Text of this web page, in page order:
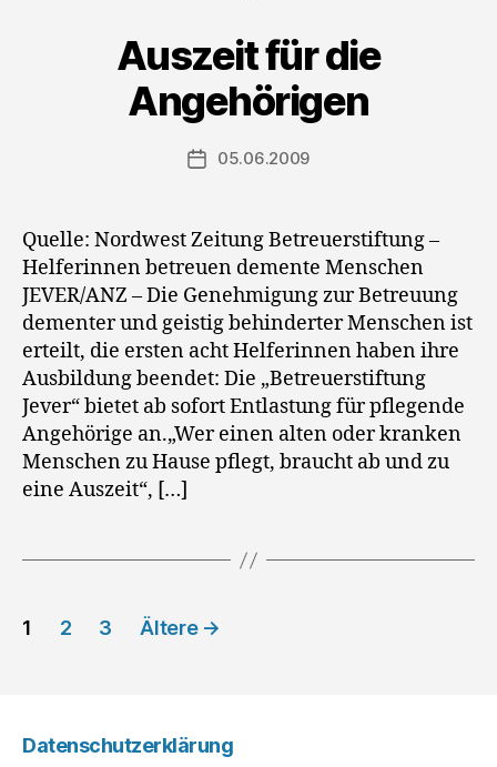
Auszeit für die
Angehörigen
Veröffentlichungsdatum
05.06.2009
Quelle: Nordwest Zeitung Betreuerstiftung –
Helferinnen betreuen demente Menschen
JEVER/ANZ – Die Genehmigung zur Betreuung
dementer und geistig behinderter Menschen ist
erteilt, die ersten acht Helferinnen haben ihre
Ausbildung beendet: Die „Betreuerstiftung
Jever“ bietet ab sofort Entlastung für pflegende
Angehörige an.„Wer einen alten oder kranken
Menschen zu Hause pflegt, braucht ab und zu
eine Auszeit“, […]
Seitennummerierung
1 2 3 Ältere →
Datenschutzerklärung